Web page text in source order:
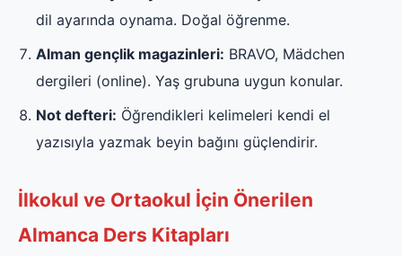
dil ayarında oynama. Doğal öğrenme.
Alman gençlik magazinleri: BRAVO, Mädchen
dergileri (online). Yaş grubuna uygun konular.
Not defteri: Öğrendikleri kelimeleri kendi el
yazısıyla yazmak beyin bağını güçlendirir.
İlkokul ve Ortaokul İçin Önerilen
Almanca Ders Kitapları